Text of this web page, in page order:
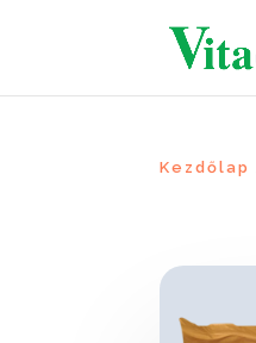
Kezdőlap